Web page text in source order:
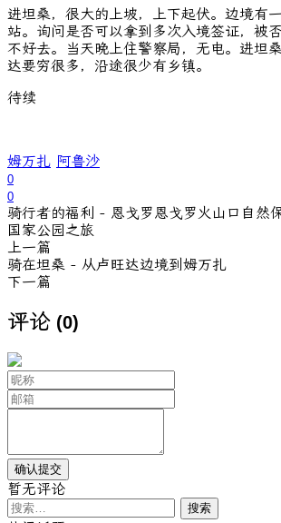
进坦桑，很大的上坡，上下起伏。边境有
站。询问是否可以拿到多次入境签证，被
不好去。当天晚上住警察局，无电。进坦
达要穷很多，沿途很少有乡镇。
待续
姆万扎 阿鲁沙
0
0
骑行者的福利 - 恩戈罗恩戈罗火山口自然
国家公园之旅
上一篇
骑在坦桑 - 从卢旺达边境到姆万扎
下一篇
评论 (0)
暂无评论
搜